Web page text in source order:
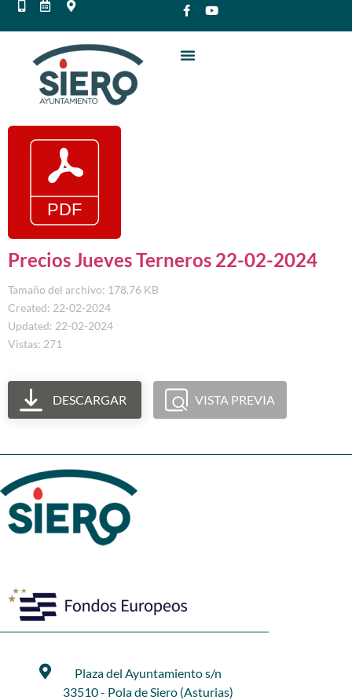
Precios Jueves Terneros 22-02-2024
Tamaño del archivo: 178.76 KB
Created: 22-02-2024
Updated: 22-02-2024
Vistas: 271
DESCARGAR VISTA PREVIA
Plaza del Ayuntamiento s/n
33510 - Pola de Siero (Asturias)